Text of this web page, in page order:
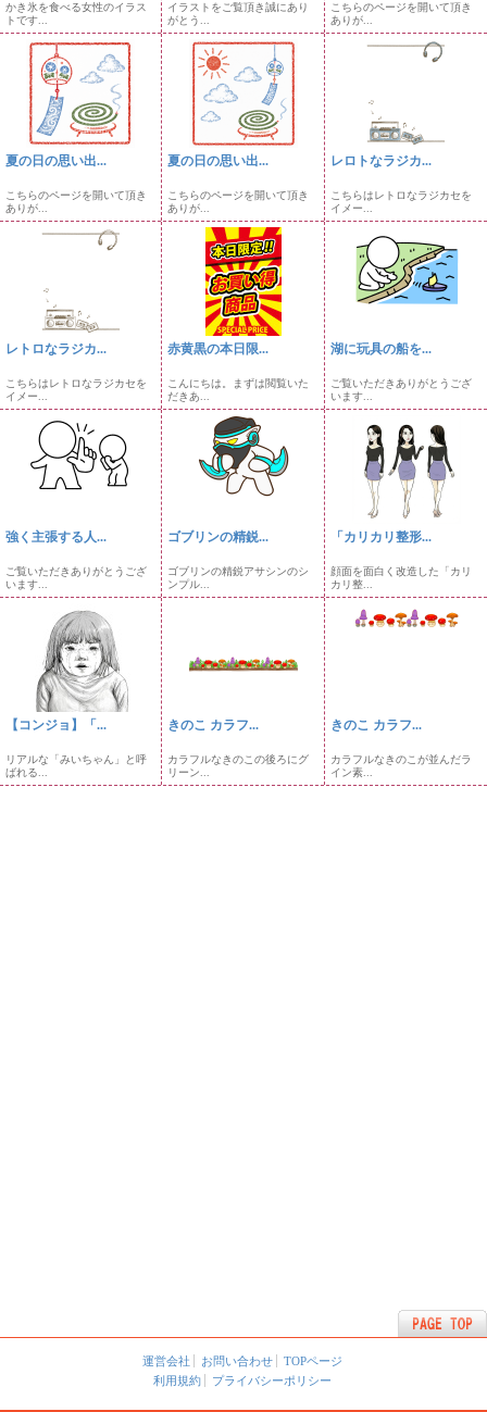
かき氷を食べる女性のイラス
トです...
イラストをご覧頂き誠にあり
がとう...
こちらのページを開いて頂き
ありが...
夏の日の思い出...
こちらのページを開いて頂き
ありが...
夏の日の思い出...
こちらのページを開いて頂き
ありが...
レロトなラジカ...
こちらはレトロなラジカセを
イメー...
レトロなラジカ...
こちらはレトロなラジカセを
イメー...
赤黄黒の本日限...
こんにちは。まずは閲覧いた
だきあ...
湖に玩具の船を...
ご覧いただきありがとうござ
います...
強く主張する人...
ご覧いただきありがとうござ
います...
ゴブリンの精鋭...
ゴブリンの精鋭アサシンのシ
ンプル...
「カリカリ整形...
顔面を面白く改造した「カリ
カリ整...
【コンジョ】「...
リアルな「みいちゃん」と呼
ばれる...
きのこ カラフ...
カラフルなきのこの後ろにグ
リーン...
きのこ カラフ...
カラフルなきのこが並んだラ
イン素...
運営会社 お問い合わせ
TOPページ
利用規約
プライバシーポリシー